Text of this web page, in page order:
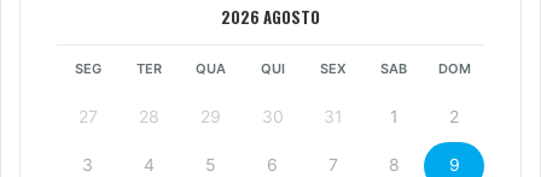
2026 AGOSTO
SEG TER QUA QUI SEX SAB DOM
27 28 29 30 31 1 2
3 4 5 6 7 8 9